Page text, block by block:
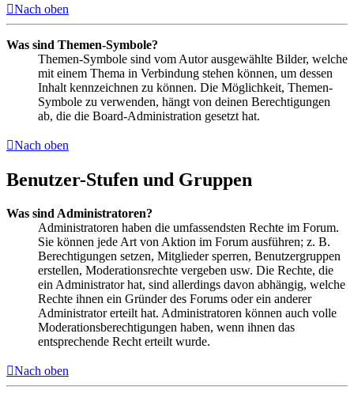
Nach oben
Was sind Themen-Symbole?
Themen-Symbole sind vom Autor ausgewählte Bilder, welche
mit einem Thema in Verbindung stehen können, um dessen
Inhalt kennzeichnen zu können. Die Möglichkeit, Themen-
Symbole zu verwenden, hängt von deinen Berechtigungen
ab, die die Board-Administration gesetzt hat.
Nach oben
Benutzer-Stufen und Gruppen
Was sind Administratoren?
Administratoren haben die umfassendsten Rechte im Forum.
Sie können jede Art von Aktion im Forum ausführen; z. B.
Berechtigungen setzen, Mitglieder sperren, Benutzergruppen
erstellen, Moderationsrechte vergeben usw. Die Rechte, die
ein Administrator hat, sind allerdings davon abhängig, welche
Rechte ihnen ein Gründer des Forums oder ein anderer
Administrator erteilt hat. Administratoren können auch volle
Moderationsberechtigungen haben, wenn ihnen das
entsprechende Recht erteilt wurde.
Nach oben